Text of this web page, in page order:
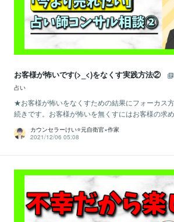
お客様が怖いです(>_<)をなくす実践方法②
占い
★お客様が怖いをなくすための結果にフォーカス
続きです。お客様が怖いを無くすにはお客様の求
カウンセラーけい⭐️元自衛官×作家
2021/12/06 05:08